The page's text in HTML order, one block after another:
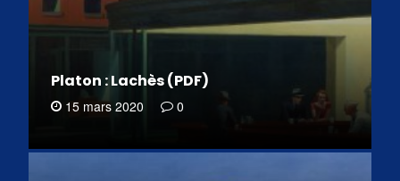
Platon : Lachès (PDF)
15 mars 2020 0